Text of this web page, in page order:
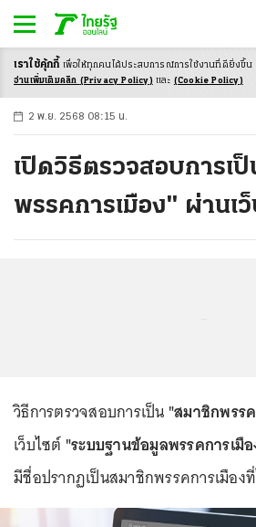
-ก ก ก+
2 พ.ย. 2568 08:15 น.
เปิดวิธีตรวจสอบการเ
พรรคการเมือง" ผ่านเ
วิธีการตรวจสอบการเป็น "สมาชิกพรร
เว็บไซต์ "ระบบฐานข้อมูลพรรคการเมื
มีชื่อปรากฏเป็นสมาชิกพรรคการเมือง
เราใช้คุ้กกี้ เพื่อให้ทุกคนได้ประสบการณ์การใช้งานที่ดียิ่งขึ้น
อ่านเพิ่มเติมคลิก (Privacy Policy) และ (Cookie Policy)